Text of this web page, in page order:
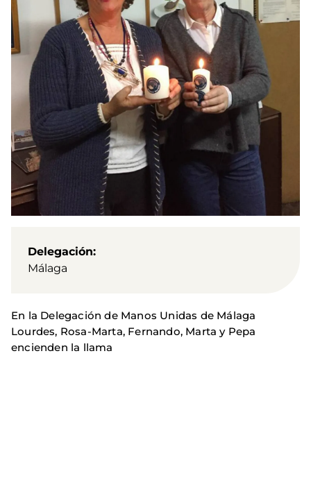
Delegación
Málaga
En la Delegación de Manos Unidas de Málaga
Lourdes, Rosa-Marta, Fernando, Marta y Pepa
encienden la llama